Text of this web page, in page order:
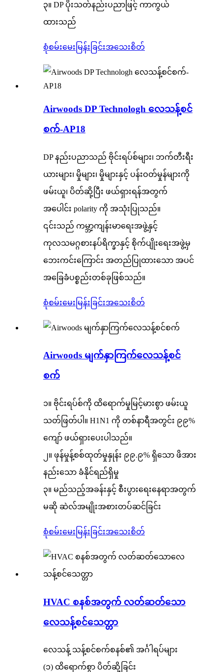
၃။ DP ပိုးသတ်နည်းပညာဖြင့် ကာကွယ်
ထားသည်
စုံစမ်းမေးမြန်းခြင်းအသေးစိတ်
Airwoods DP Technologh လေသန့်စင်
စက်-AP18
DP နည်းပညာသည် ဗိုင်းရပ်စ်များ၊ ဘက်တီးရီး
ယားများ၊ မှိုများ၊ မှိုများနှင့် ပန်းဝတ်မှုန်များကို
ဖမ်းယူ၊ ပိတ်ဆို့ပြီး ဖယ်ရှားရန်အတွက်
အပေါင်း polarity ကို အသုံးပြုသည်။
၎င်းသည် ကမ္ဘာ့ကျန်းမာရေးအဖွဲ့နှင့်
ကုလသမဂ္ဂစားနပ်ရိက္ခာနှင့် စိုက်ပျိုးရေးအဖွဲ့မှ
ဘေးကင်းကြောင်း အတည်ပြုထားသော အပင်
အခြေခံပစ္စည်းတစ်ခုဖြစ်သည်။
စုံစမ်းမေးမြန်းခြင်းအသေးစိတ်
Airwoods မျက်နှာကြက်လေသန့်စင်
စက်
၁။ ဗိုင်းရပ်စ်ကို ထိရောက်မှုမြင့်မားစွာ ဖမ်းယူ
သတ်ဖြတ်ပါ။ H1N1 ကို တစ်နာရီအတွင်း ၉၉%
ကျော် ဖယ်ရှားပေးပါသည်။
၂။ ဖုန်မှုန့်စစ်ထုတ်မှုနှုန်း ၉၉.၉% ရှိသော ဖိအား
နည်းသော ခံနိုင်ရည်ရှိမှု
၃။ မည်သည့်အခန်းနှင့် စီးပွားရေးနေရာအတွက်
မဆို ဆဲလ်အမျိုးအစားတပ်ဆင်ခြင်း
စုံစမ်းမေးမြန်းခြင်းအသေးစိတ်
HVAC စနစ်အတွက် လတ်ဆတ်သော
လေသန့်စင်သေတ္တာ
လေသန့် သန့်စင်စက်စနစ်၏ အင်္ဂါရပ်များ
(၁) ထိရောက်စွာ ပိတ်ဆို့ခြင်း